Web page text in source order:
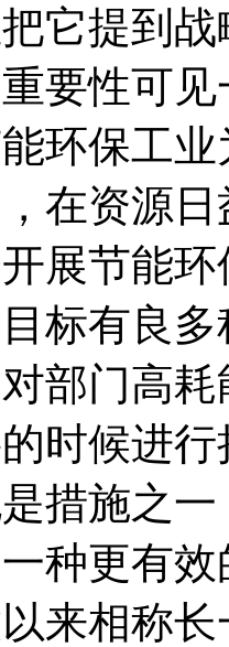
它提到
要性可
环保工
资源日
展节能
标有良
部门高
时候进
措施之
种更有
相称长